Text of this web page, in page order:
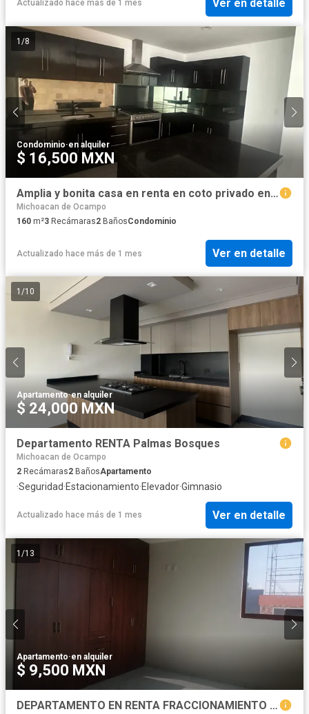
Actualizado hace más de 1 mes Ver en detalle
1 /8
Condominio·en alquiler
$ 16,500 MXN
Amplia y bonita casa en renta en coto privado en Bosque Monarca Altozano
Michoacan de Ocampo
160 m²3 Recámaras2 BañosCondominio
Actualizado hace más de 1 mes Ver en detalle
1 /10
Apartamento·en alquiler
$ 24,000 MXN
Departamento RENTA Palmas Bosques
Michoacan de Ocampo
2 Recámaras2 BañosApartamento
·Seguridad·Estacionamiento·Elevador·Gimnasio
Actualizado hace más de 1 mes Ver en detalle
1 /13
Apartamento·en alquiler
$ 9,500 MXN
DEPARTAMENTO EN RENTA FRACCIONAMIENTO CRUCERO SALIDA A QUIROGA